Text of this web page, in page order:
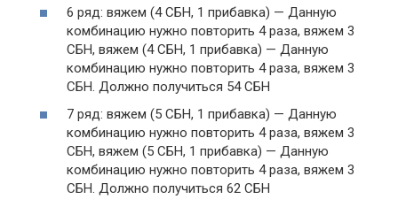
6 ряд: вяжем (4 СБН, 1 прибавка) — Данную
комбинацию нужно повторить 4 раза, вяжем 3
СБН, вяжем (4 СБН, 1 прибавка) — Данную
комбинацию нужно повторить 4 раза, вяжем 3
СБН. Должно получиться 54 СБН
7 ряд: вяжем (5 СБН, 1 прибавка) — Данную
комбинацию нужно повторить 4 раза, вяжем 3
СБН, вяжем (5 СБН, 1 прибавка) — Данную
комбинацию нужно повторить 4 раза, вяжем 3
СБН. Должно получиться 62 СБН